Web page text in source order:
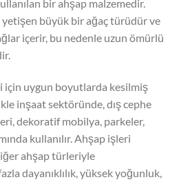
bir ahşap malzemedir.
yetişen büyük bir ağaç türüdür ve
içerir, bu nedenle uzun ömürlü
için uygun boyutlarda kesilmiş
inşaat sektöründe, dış cephe
dekoratif mobilya, parkeler,
kullanılır. Ahşap işleri
ahşap türleriyle
dayanıklılık, yüksek yoğunluk,